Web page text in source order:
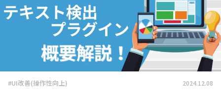
#UI改善(操作性向上) 2024.12.08